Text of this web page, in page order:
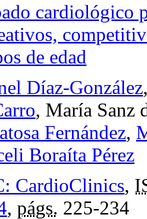
cardiológico
de edad
Díaz-González
, María Sanz
Fernández,
Boraíta Pérez
CardioClinics,
, págs. 225-234